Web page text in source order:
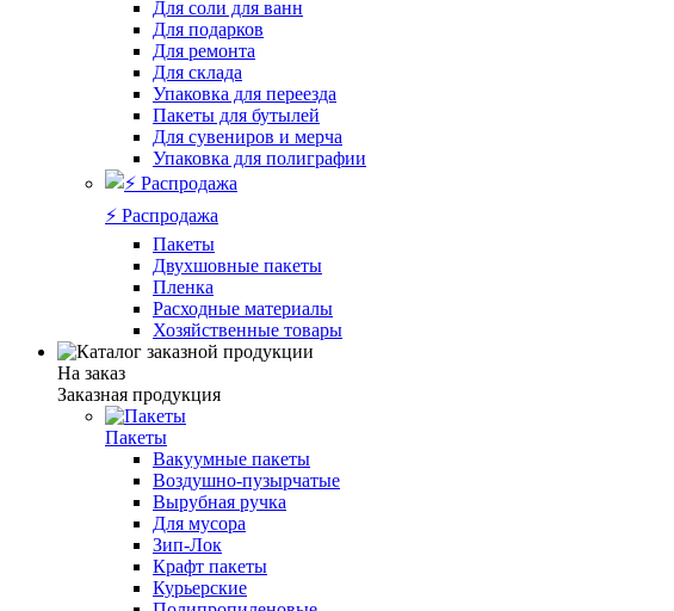
Для соли для ванн
Для подарков
Для ремонта
Для склада
Упаковка для переезда
Пакеты для бутылей
Для сувениров и мерча
Упаковка для полиграфии
⚡️ Распродажа
Пакеты
Двухшовные пакеты
Пленка
Расходные материалы
Хозяйственные товары
На заказ
Заказная продукция
Пакеты
Вакуумные пакеты
Воздушно-пузырчатые
Вырубная ручка
Для мусора
Зип-Лок
Крафт пакеты
Курьерские